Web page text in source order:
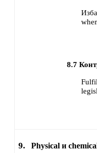
8.7
9. Physical и